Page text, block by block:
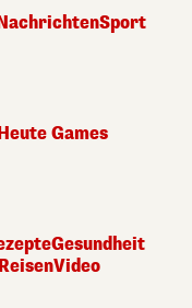
Sport
Games
Gesundheit
ReisenVideo